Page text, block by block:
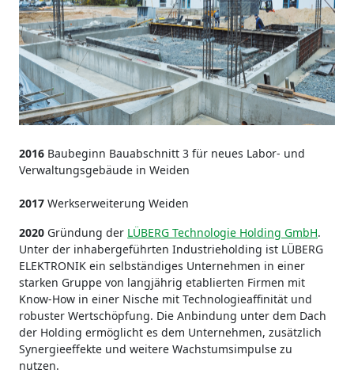
2016 Baubeginn Bauabschnitt 3 für neues Labor- und
Verwaltungsgebäude in Weiden
2017 Werkserweiterung Weiden
2020 Gründung der LÜBERG Technologie Holding GmbH.
Unter der inhabergeführten Industrieholding ist LÜBERG
ELEKTRONIK ein selbständiges Unternehmen in einer
starken Gruppe von langjährig etablierten Firmen mit
Know-How in einer Nische mit Technologieaffinität und
robuster Wertschöpfung. Die Anbindung unter dem Dach
der Holding ermöglicht es dem Unternehmen, zusätzlich
Synergieeffekte und weitere Wachstumsimpulse zu
nutzen.